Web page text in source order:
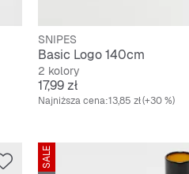
SNIPES
Basic Logo 140cm
2 kolory
Cena
17,99 zł
Najniższa cena:13,85 zł(+30 %)
SALE